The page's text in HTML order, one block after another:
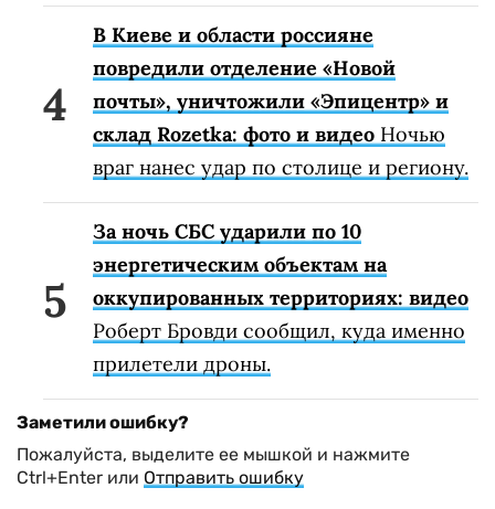
В Киеве и области россияне
повредили отделение «Новой
почты», уничтожили «Эпицентр» и
склад Rozetka: фото и видео Ночью
враг нанес удар по столице и региону.
За ночь СБС ударили по 10
энергетическим объектам на
оккупированных территориях: видео
Роберт Бровди сообщил, куда именно
прилетели дроны.
Заметили ошибку?
Пожалуйста, выделите ее мышкой и нажмите
Ctrl+Enter или Отправить ошибку